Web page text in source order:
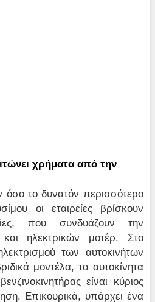
χρήματα από την
όσο το δυνατόν περισσότερο
οι εταιρείες βρίσκουν
που συνδυάζουν την
και ηλεκτρικών μοτέρ. Στο
των αυτοκινήτων
μοντέλα, τα αυτοκίνητα
είναι κύριος
Επικουρικά, υπάρχει ένα